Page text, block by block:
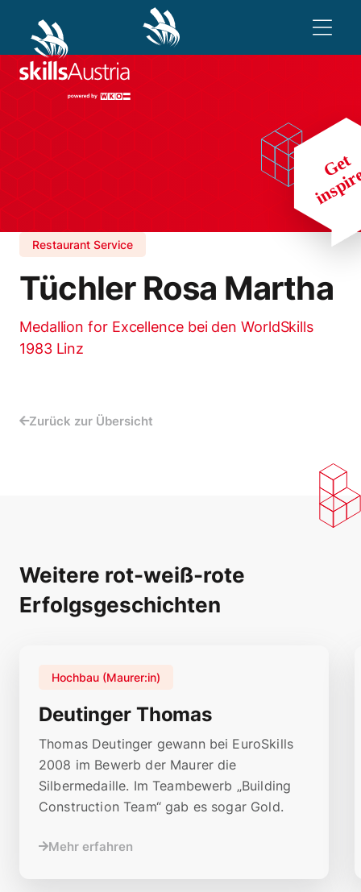
Restaurant Service
Tüchler Rosa Martha
Medallion for Excellence bei den WorldSkills
1983 Linz
Zurück zur Übersicht
Weitere rot-weiß-rote
Erfolgsgeschichten
Deutinger Thomas
Hochbau (Maurer:in)
Thomas Deutinger gewann bei EuroSkills
2008 im Bewerb der Maurer die
Silbermedaille. Im Teambewerb „Building
Construction Team“ gab es sogar Gold.
Mehr erfahren